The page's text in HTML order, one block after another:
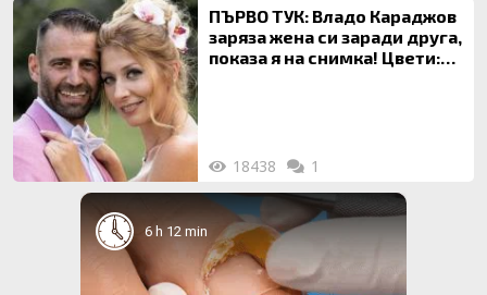
ПЪРВО ТУК: Владо Караджов
заряза жена си заради друга,
показа я на снимка! Цвети:
18438 1
6 h 12 min